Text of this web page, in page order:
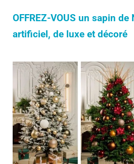
OFFREZ-VOUS un sapin de
artificiel, de luxe et décoré